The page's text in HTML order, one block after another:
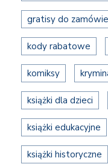
gratisy do
kody rabatowe
komiksy
książki dla dzieci
książki edukacyjne
książki historyczne